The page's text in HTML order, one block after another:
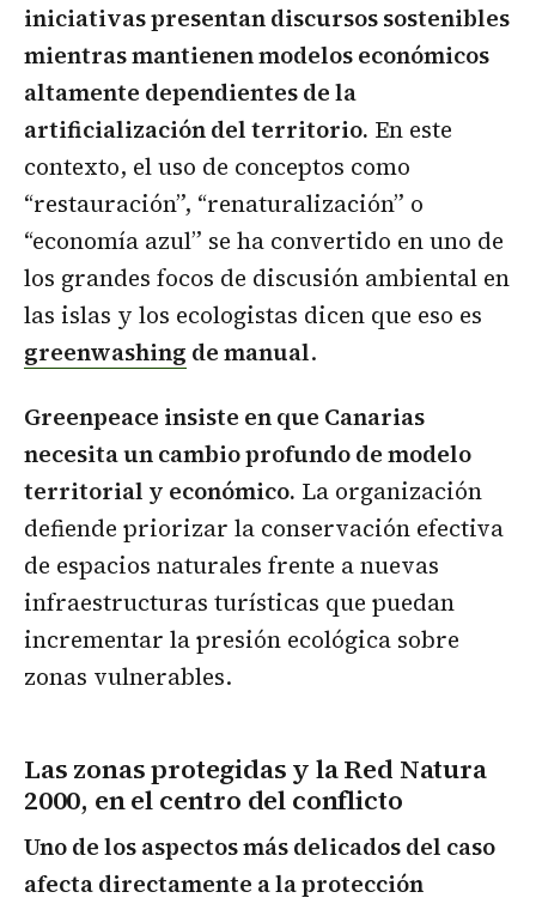
iniciativas presentan discursos sostenibles
mientras mantienen modelos económicos
altamente dependientes de la
artificialización del territorio. En este
contexto, el uso de conceptos como
“restauración”, “renaturalización” o
“economía azul” se ha convertido en uno de
los grandes focos de discusión ambiental en
las islas y los ecologistas dicen que eso es
greenwashing de manual.
Greenpeace insiste en que Canarias
necesita un cambio profundo de modelo
territorial y económico. La organización
defiende priorizar la conservación efectiva
de espacios naturales frente a nuevas
infraestructuras turísticas que puedan
incrementar la presión ecológica sobre
zonas vulnerables.
Las zonas protegidas y la Red Natura
2000, en el centro del conflicto
Uno de los aspectos más delicados del caso
afecta directamente a la protección